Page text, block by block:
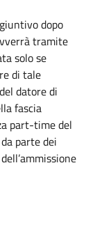
dopo
tramite
solo se
di tale
datore di
fascia
part-time del
parte dei